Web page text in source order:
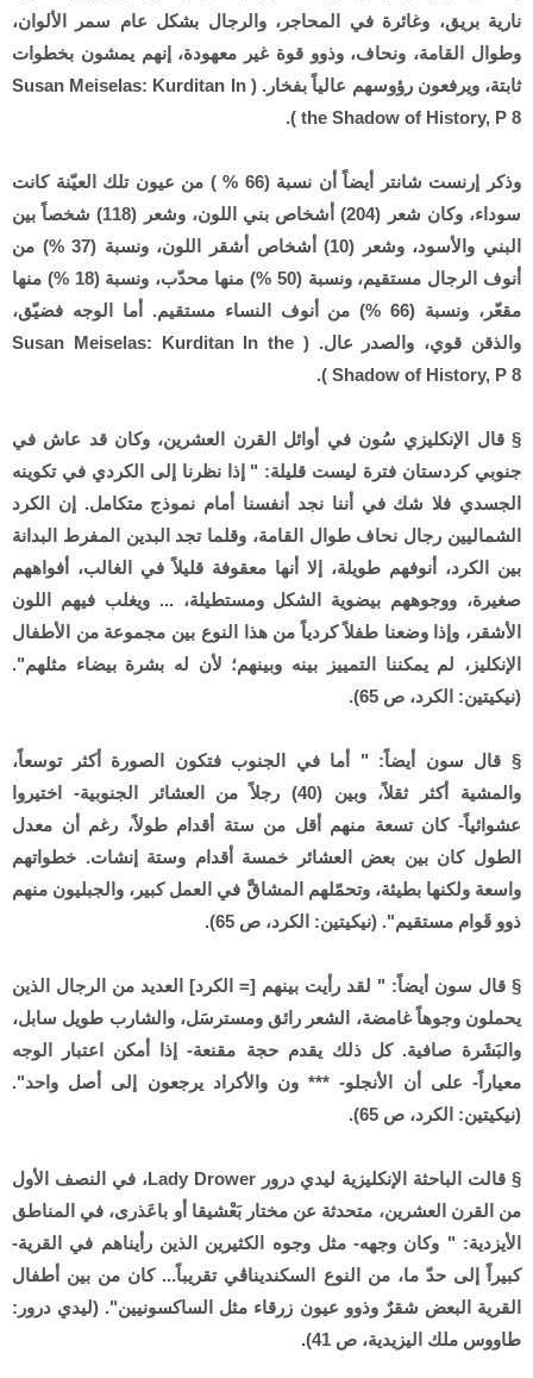
نارية بريق، وغائرة في المحاجر، والرجال بشكل عام سمر الألوان،
وطوال القامة، ونحاف، وذوو قوة غير معهودة، إنهم يمشون بخطوات
ثابتة، ويرفعون رؤوسهم عالياً بفخار. ( Susan Meiselas: Kurditan In
the Shadow of History, P 8 ).
وذكر إرنست شانتر أيضاً أن نسبة (66 % ) من عيون تلك العيّنة كانت
سوداء، وكان شعر (204) أشخاص بني اللون، وشعر (118) شخصاً بين
البني والأسود، وشعر (10) أشخاص أشقر اللون، ونسبة (37 %) من
أنوف الرجال مستقيم، ونسبة (50 %) منها محدّب، ونسبة (18 %) منها
مقعّر، ونسبة (66 %) من أنوف النساء مستقيم. أما الوجه فضيّق،
والذقن قوي، والصدر عال. ( Susan Meiselas: Kurditan In the
Shadow of History, P 8 ).
§ قال الإنكليزي سُون في أوائل القرن العشرين، وكان قد عاش في
جنوبي كردستان فترة ليست قليلة: " إذا نظرنا إلى الكردي في تكوينه
الجسدي فلا شك في أننا نجد أنفسنا أمام نموذج متكامل. إن الكرد
الشماليين رجال نحاف طوال القامة، وقلما تجد البدين المفرط البدانة
بين الكرد، أنوفهم طويلة، إلا أنها معقوفة قليلاً في الغالب، أفواههم
صغيرة، ووجوههم بيضوية الشكل ومستطيلة، ... ويغلب فيهم اللون
الأشقر، وإذا وضعنا طفلاً كردياً من هذا النوع بين مجموعة من الأطفال
الإنكليز، لم يمكننا التمييز بينه وبينهم؛ لأن له بشرة بيضاء مثلهم".
(نيكيتين: الكرد، ص 65).
§ قال سون أيضاً: " أما في الجنوب فتكون الصورة أكثر توسعاً،
والمشية أكثر ثقلاً، وبين (40) رجلاً من العشائر الجنوبية- اختيروا
عشوائياً- كان تسعة منهم أقل من ستة أقدام طولاً، رغم أن معدل
الطول كان بين بعض العشائر خمسة أقدام وستة إنشات. خطواتهم
واسعة ولكنها بطيئة، وتحمّلهم المشاقَّ في العمل كبير، والجبليون منهم
ذوو قَوام مستقيم". (نيكيتين: الكرد، ص 65).
§ قال سون أيضاً: " لقد رأيت بينهم [= الكرد] العديد من الرجال الذين
يحملون وجوهاً غامضة، الشعر رائق ومسترسَل، والشارب طويل سابل،
والبَشَرة صافية. كل ذلك يقدم حجة مقنعة- إذا أمكن اعتبار الوجه
معياراً- على أن الأنجلو- *** ون والأكراد يرجعون إلى أصل واحد".
(نيكيتين: الكرد، ص 65).
§ قالت الباحثة الإنكليزية ليدي درور Lady Drower، في النصف الأول
من القرن العشرين، متحدثة عن مختار بَعْشيقا أو باعَذرى، في المناطق
الأيزدية: " وكان وجهه- مثل وجوه الكثيرين الذين رأيناهم في القرية-
كبيراً إلى حدّ ما، من النوع السكنديناڤي تقريباً... كان من بين أطفال
القرية البعض شقرٌ وذوو عيون زرقاء مثل الساكسونيين". (ليدي درور:
طاووس ملك اليزيدية، ص 41).